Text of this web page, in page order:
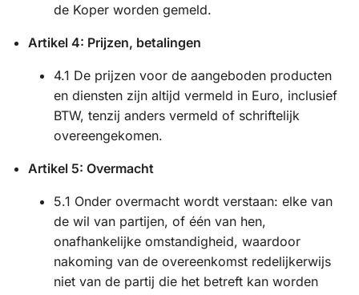
de Koper worden gemeld.
Artikel 4: Prijzen, betalingen
4.1 De prijzen voor de aangeboden producten
en diensten zijn altijd vermeld in Euro, inclusief
BTW, tenzij anders vermeld of schriftelijk
overeengekomen.
Artikel 5: Overmacht
5.1 Onder overmacht wordt verstaan: elke van
de wil van partijen, of één van hen,
onafhankelijke omstandigheid, waardoor
nakoming van de overeenkomst redelijkerwijs
niet van de partij die het betreft kan worden